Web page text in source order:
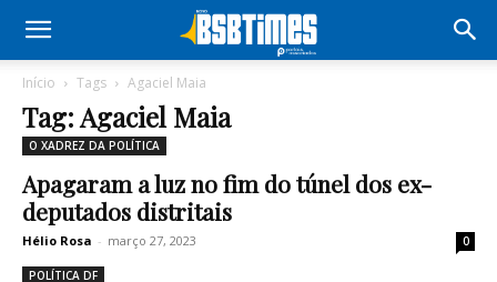
Início Tags Agaciel Maia
Tag: Agaciel Maia
O XADREZ DA POLÍTICA
Apagaram a luz no fim do túnel dos ex-
deputados distritais
Hélio Rosa - março 27, 2023 0
POLÍTICA DF